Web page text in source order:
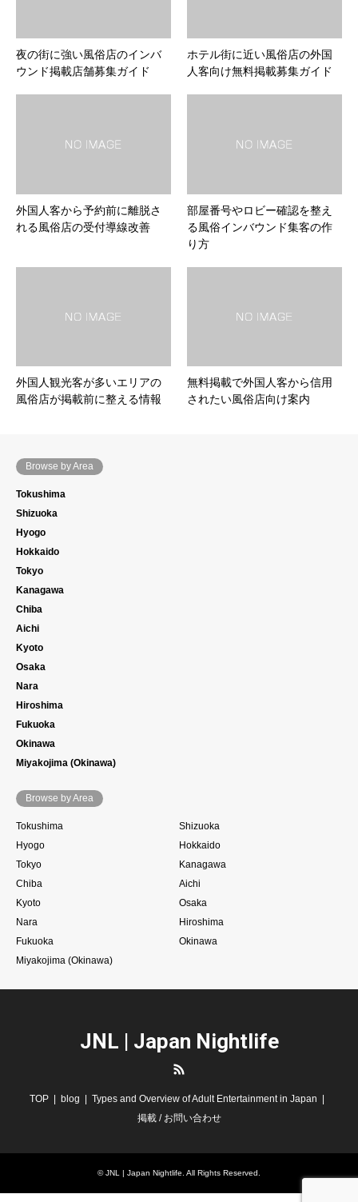
夜の街に強い風俗店のインバ
ウンド掲載店舗募集ガイド
ホテル街に近い風俗店の外国
人客向け無料掲載募集ガイド
外国人客から予約前に離脱さ
れる風俗店の受付導線改善
部屋番号やロビー確認を整え
る風俗インバウンド集客の作
り方
外国人観光客が多いエリアの
風俗店が掲載前に整える情報
無料掲載で外国人客から信用
されたい風俗店向け案内
Browse by Area
Tokushima
Shizuoka
Hyogo
Hokkaido
Tokyo
Kanagawa
Chiba
Aichi
Kyoto
Osaka
Nara
Hiroshima
Fukuoka
Okinawa
Miyakojima (Okinawa)
Browse by Area
Tokushima
Shizuoka
Hyogo
Hokkaido
Tokyo
Kanagawa
Chiba
Aichi
Kyoto
Osaka
Nara
Hiroshima
Fukuoka
Okinawa
Miyakojima (Okinawa)
JNL | Japan Nightlife
TOP blog
Types and Overview of Adult Entertainment in Japan
掲載 / お問い合わせ
©JNL | Japan Nightlife. All Rights Reserved.